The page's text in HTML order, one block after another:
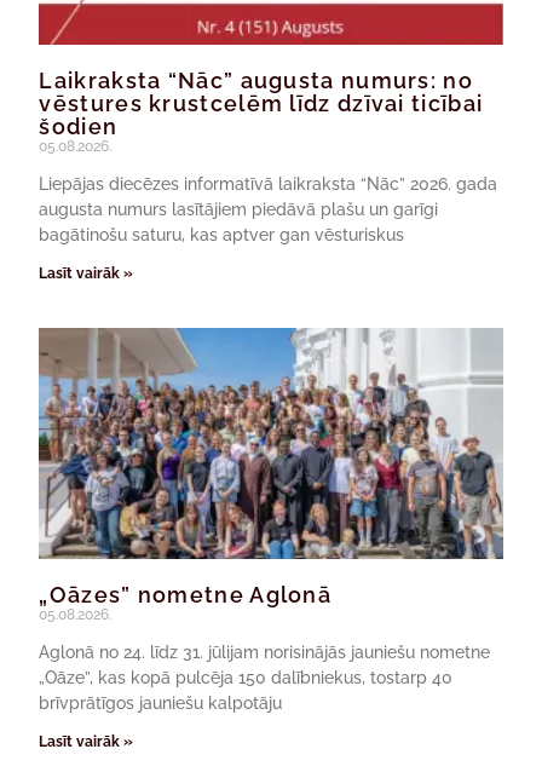
Laikraksta “Nāc” augusta numurs: no
vēstures krustcelēm līdz dzīvai ticībai
šodien
05.08.2026.
Liepājas diecēzes informatīvā laikraksta “Nāc” 2026. gada
augusta numurs lasītājiem piedāvā plašu un garīgi
bagātinošu saturu, kas aptver gan vēsturiskus
Lasīt vairāk »
„Oāzes” nometne Aglonā
05.08.2026.
Aglonā no 24. līdz 31. jūlijam norisinājās jauniešu nometne
„Oāze”, kas kopā pulcēja 150 dalībniekus, tostarp 40
brīvprātīgos jauniešu kalpotāju
Lasīt vairāk »